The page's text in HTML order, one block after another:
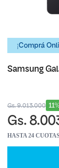
¡Comprá
Samsung
Gs. 9.013.000
Gs.
HASTA 24 CUOTAS